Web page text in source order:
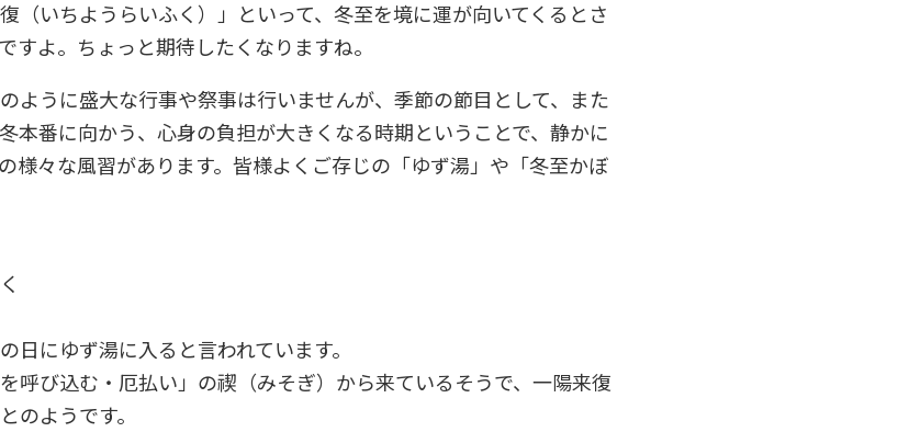
（いちようらいふく）」といって、冬至を境に運が向いてくるとさ
すよ。ちょっと期待したくなりますね。
ように盛大な行事や祭事は行いませんが、季節の節目として、また
本番に向かう、心身の負担が大きくなる時期ということで、静かに
様々な風習があります。皆様よくご存じの「ゆず湯」や「冬至かぼ
日にゆず湯に入ると言われています。
呼び込む・厄払い」の禊（みそぎ）から来ているそうで、一陽来復
のようです。